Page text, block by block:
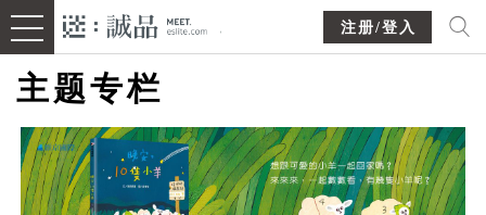
注册/登入
主题专栏